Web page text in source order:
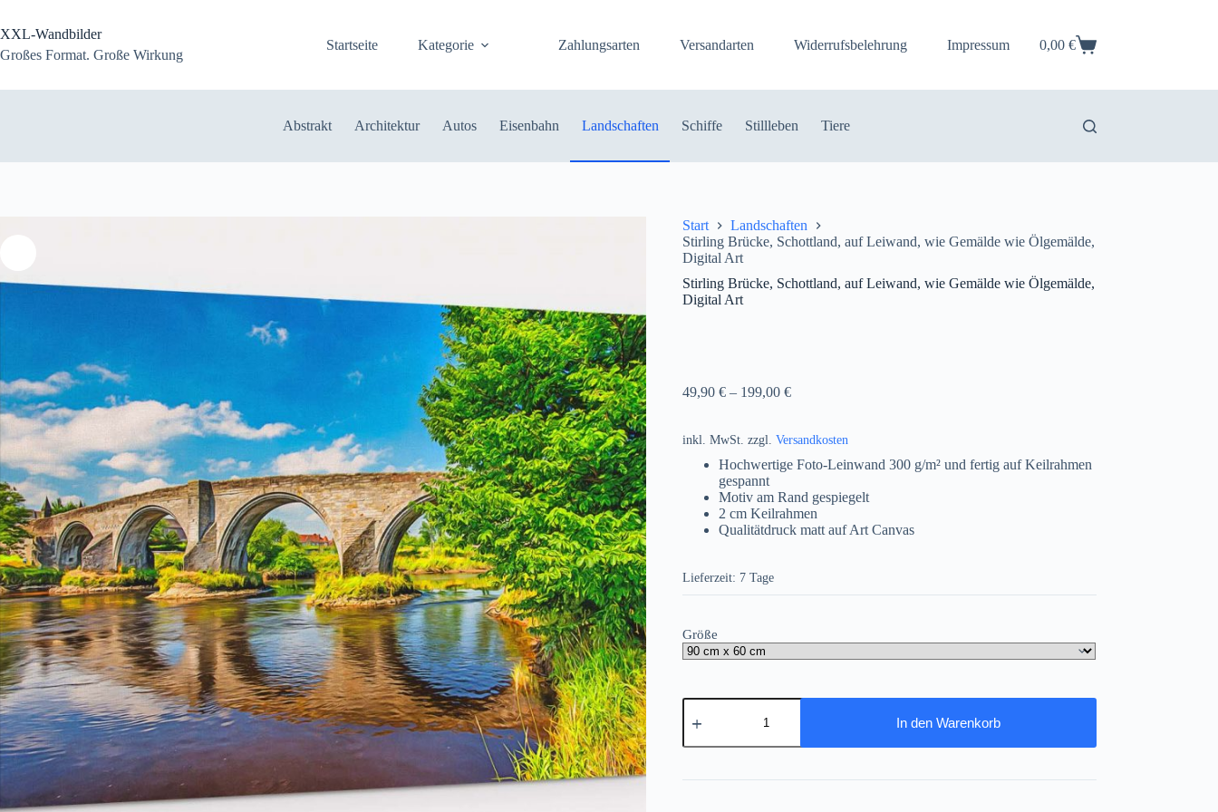
springen
XXL-Wandbilder
Großes Format. Große Wirkung
Startseite Kategorie Zahlungsarten Versandarten Widerrufsbelehrung Impressum Warenkorb
0,00 €
Abstrakt Architektur Autos Eisenbahn Landschaften Schiffe Stillleben Tiere
Start
Landschaften
Stirling Brücke, Schottland, auf Leiwand, wie Gemälde wie Ölgemälde,
Digital Art
Stirling Brücke, Schottland, auf Leiwand, wie Gemälde wie Ölgemälde,
Digital Art
49,90€ – 199,00€
inkl. MwSt. zzgl.Versandkosten
Hochwertige Foto-Leinwand 300 g/m² und fertig auf Keilrahmen
gespannt
Motiv am Rand gespiegelt
2 cm Keilrahmen
Qualitätdruck matt auf Art Canvas
Lieferzeit: 7 Tage
Größe
Stirling
Brücke,
auf
wie
In den Warenkorb